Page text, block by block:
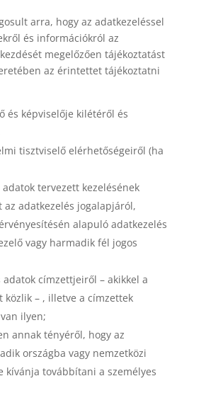
arra, hogy az adatkezeléssel
és információkról az
megelőzően tájékoztatást
az érintettet tájékoztatni
és képviselője kilétéről és
tisztviselő elérhetőségeiről (ha
adatok tervezett kezelésének
adatkezelés jogalapjáról,
alapuló adatkezelés
vagy harmadik fél jogos
adatok címzettjeiről – akikkel a
közlik – , illetve a címzettek
ilyen;
annak tényéről, hogy az
országba vagy nemzetközi
kívánja továbbítani a személyes